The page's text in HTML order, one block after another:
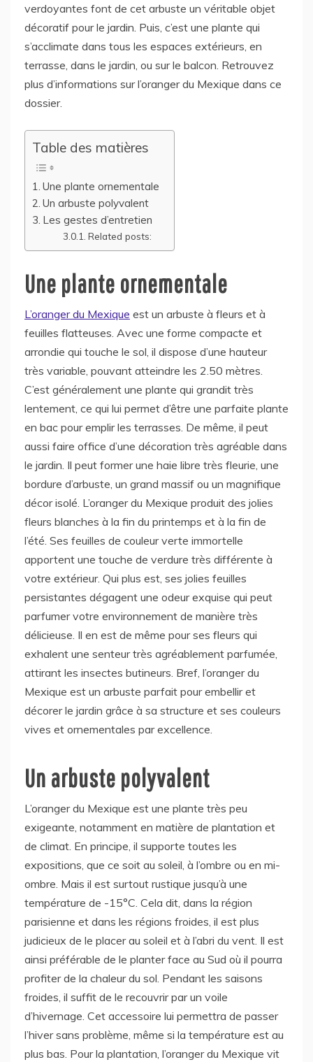
verdoyantes font de cet arbuste un véritable objet
décoratif pour le jardin. Puis, c’est une plante qui
s’acclimate dans tous les espaces extérieurs, en
terrasse, dans le jardin, ou sur le balcon. Retrouvez
plus d’informations sur l’oranger du Mexique dans ce
dossier.
Table des matières
Une plante ornementale
Un arbuste polyvalent
Les gestes d’entretien
Related posts:
Une plante ornementale
L’oranger du Mexique est un arbuste à fleurs et à
feuilles flatteuses. Avec une forme compacte et
arrondie qui touche le sol, il dispose d’une hauteur
très variable, pouvant atteindre les 2.50 mètres.
C’est généralement une plante qui grandit très
lentement, ce qui lui permet d’être une parfaite plante
en bac pour emplir les terrasses. De même, il peut
aussi faire office d’une décoration très agréable dans
le jardin. Il peut former une haie libre très fleurie, une
bordure d’arbuste, un grand massif ou un magnifique
décor isolé. L’oranger du Mexique produit des jolies
fleurs blanches à la fin du printemps et à la fin de
l’été. Ses feuilles de couleur verte immortelle
apportent une touche de verdure très différente à
votre extérieur. Qui plus est, ses jolies feuilles
persistantes dégagent une odeur exquise qui peut
parfumer votre environnement de manière très
délicieuse. Il en est de même pour ses fleurs qui
exhalent une senteur très agréablement parfumée,
attirant les insectes butineurs. Bref, l’oranger du
Mexique est un arbuste parfait pour embellir et
décorer le jardin grâce à sa structure et ses couleurs
vives et ornementales par excellence.
Un arbuste polyvalent
L’oranger du Mexique est une plante très peu
exigeante, notamment en matière de plantation et
de climat. En principe, il supporte toutes les
expositions, que ce soit au soleil, à l’ombre ou en mi-
ombre. Mais il est surtout rustique jusqu’à une
température de -15°C. Cela dit, dans la région
parisienne et dans les régions froides, il est plus
judicieux de le placer au soleil et à l’abri du vent. Il est
ainsi préférable de le planter face au Sud où il pourra
profiter de la chaleur du sol. Pendant les saisons
froides, il suffit de le recouvrir par un voile
d’hivernage. Cet accessoire lui permettra de passer
l’hiver sans problème, même si la température est au
plus bas. Pour la plantation, l’oranger du Mexique vit